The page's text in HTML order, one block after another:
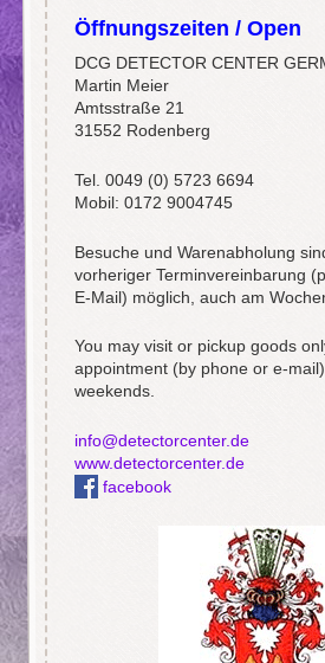
Öffnungszeiten / Open
DCG DETECTOR CENTER
Martin Meier
Amtsstraße 21
31552 Rodenberg
Tel. 0049 (0) 5723 6694
Mobil: 0172 9004745
Besuche und Warenabholung
vorheriger Terminvereinbarung
E-Mail) möglich, auch am
You may visit or pickup goods
appointment (by phone or e-
weekends.
info@detectorcenter.de
www.detectorcenter.de
facebook